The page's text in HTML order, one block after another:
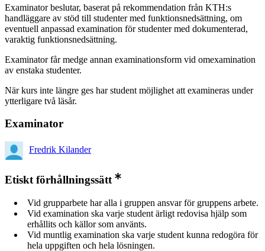
Examinator beslutar, baserat på rekommendation från KTH:s
handläggare av stöd till studenter med funktionsnedsättning, om
eventuell anpassad examination för studenter med dokumenterad,
varaktig funktionsnedsättning.
Examinator får medge annan examinationsform vid omexamination
av enstaka studenter.
När kurs inte längre ges har student möjlighet att examineras under
ytterligare två läsår.
Examinator
Fredrik Kilander
Etiskt förhållningssätt
Vid grupparbete har alla i gruppen ansvar för gruppens arbete.
Vid examination ska varje student ärligt redovisa hjälp som
erhållits och källor som använts.
Vid muntlig examination ska varje student kunna redogöra för
hela uppgiften och hela lösningen.